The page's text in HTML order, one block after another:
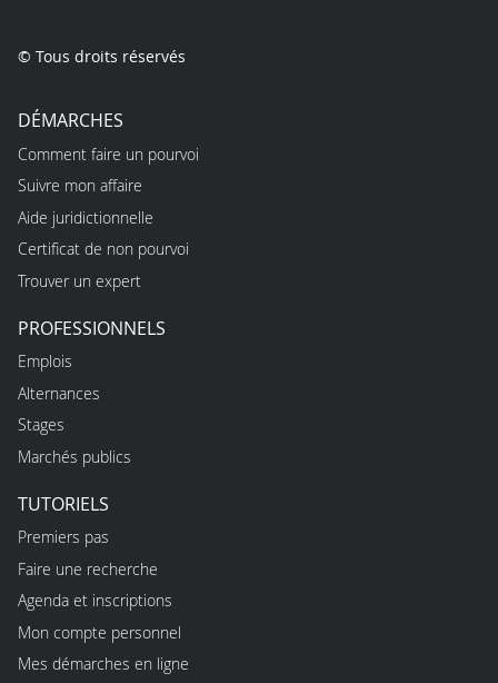
© Tous droits réservés
DÉMARCHES
Comment faire un pourvoi
Suivre mon affaire
Aide juridictionnelle
Certificat de non pourvoi
Trouver un expert
PROFESSIONNELS
Emplois
Alternances
Stages
Marchés publics
TUTORIELS
Premiers pas
Faire une recherche
Agenda et inscriptions
Mon compte personnel
Mes démarches en ligne